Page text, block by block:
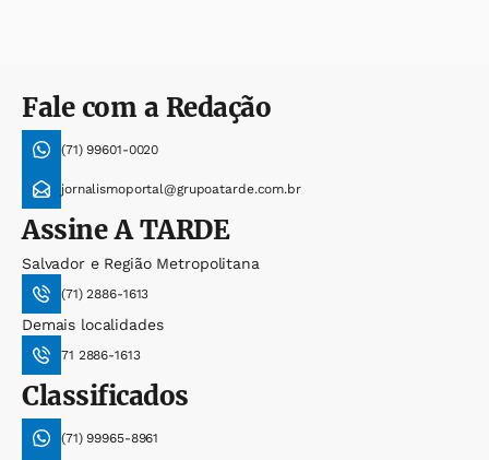
Fale com a Redação
(71) 99601-0020
jornalismoportal@grupoatarde.com.br
AssineA TARDE
Salvador e Região Metropolitana
(71) 2886-1613
Demais localidades
71 2886-1613
Classificados
(71) 99965-8961